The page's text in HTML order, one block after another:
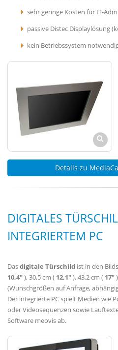
sehr geringe Kosten für IT-
passive Distec Displaylösung
kein Betriebssystem
Details zu
DIGITALES
INTEGRIERTEM PC
Dasdigitale Türschild ist in den
10,4"), 30,5 cm ( 12,1"), 43,2 cm ( 17"
(Wunschgrößen auf Anfrage,
Der integrierte PC spielt Medien wie
oder Videosequenzen sowie
Software meovis ab.